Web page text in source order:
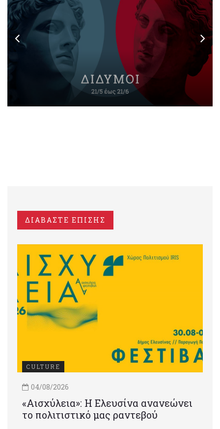
ΔΙΑΒΑΣΤΕ ΕΠΙΣΗΣ
CULTURE
04/08/2026
«Αισχύλεια»: Η Ελευσίνα ανανεώνει
το πολιτιστικό μας ραντεβού